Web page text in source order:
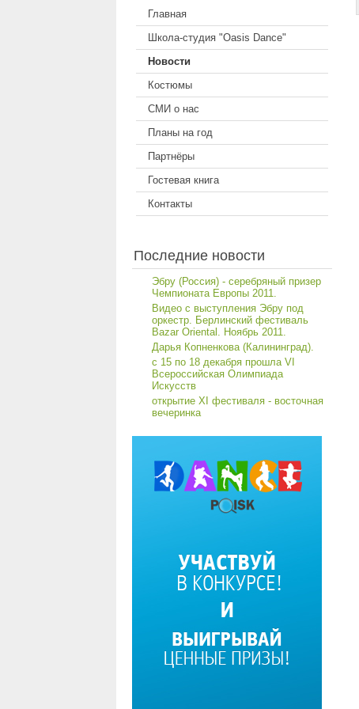
Главная
Школа-студия "Oasis Dance"
Новости
Костюмы
СМИ о нас
Планы на год
Партнёры
Гостевая книга
Контакты
Последние новости
Эбру (Россия) - серебряный призер
Чемпионата Европы 2011.
Видео с выступления Эбру под
оркестр. Берлинский фестиваль
Bazar Oriental. Ноябрь 2011.
Дарья Копненкова (Калининград).
с 15 по 18 декабря прошла VI
Всероссийская Олимпиада
Искусств
открытие XI фестиваля - восточная
вечеринка